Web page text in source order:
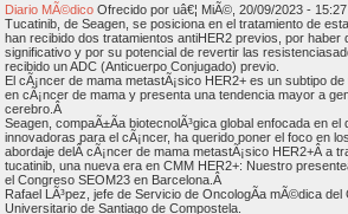
Diario MÃ©dico Ofrecido por uâ€¦ MiÃ©, 20/09/2023 -
Tucatinib, de Seagen, se posiciona en el tratamiento de
han recibido dos tratamientos antiHER2 previos, por haber
significativo y por su potencial de revertir las
recibido un ADC (Anticuerpo Conjugado) previo.
El cÃ¡ncer de mama metastÃ¡sico HER2+ es un subtipo
en cÃ¡ncer de mama y presenta una tendencia mayor a
cerebro.Â
Seagen, compaÃ±Ã­a biotecnolÃ³gica global enfocada en el
innovadoras para el cÃ¡ncer, ha querido poner el foco en
abordaje delÂ cÃ¡ncer de mama metastÃ¡sico HER2+Â a
tucatinib, una nueva era en CMM HER2+: Nuestro
el Congreso SEOM23 en Barcelona.Â
Rafael LÃ³pez, jefe de Servicio de OncologÃ­a mÃ©dica del
Universitario de Santiago de Compostela.